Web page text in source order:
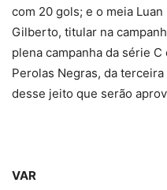
com 20 gols; e o meia
Gilberto, titular na
plena campanha da série
Perolas Negras, da
desse jeito que serão
VAR